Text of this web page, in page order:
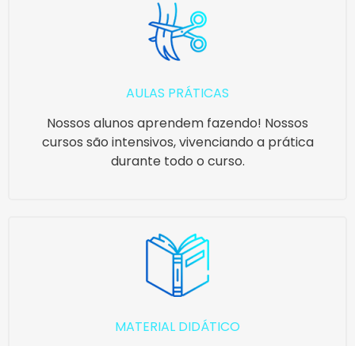
AULAS PRÁTICAS
Nossos alunos aprendem fazendo! Nossos
cursos são intensivos, vivenciando a prática
durante todo o curso.
MATERIAL DIDÁTICO